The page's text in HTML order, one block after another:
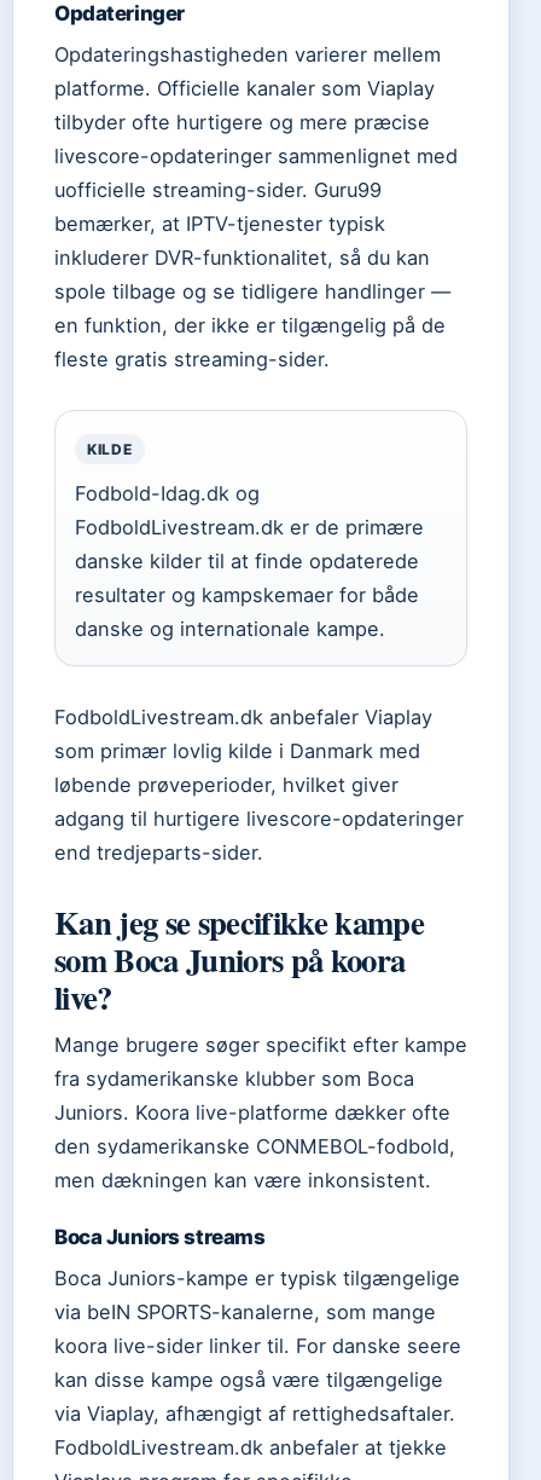
Opdateringer
Opdateringshastigheden varierer mellem
platforme. Officielle kanaler som Viaplay
tilbyder ofte hurtigere og mere præcise
livescore-opdateringer sammenlignet med
uofficielle streaming-sider. Guru99
bemærker, at IPTV-tjenester typisk
inkluderer DVR-funktionalitet, så du kan
spole tilbage og se tidligere handlinger —
en funktion, der ikke er tilgængelig på de
fleste gratis streaming-sider.
KILDE
Fodbold-Idag.dk og
FodboldLivestream.dk er de primære
danske kilder til at finde opdaterede
resultater og kampskemaer for både
danske og internationale kampe.
FodboldLivestream.dk anbefaler Viaplay
som primær lovlig kilde i Danmark med
løbende prøveperioder, hvilket giver
adgang til hurtigere livescore-opdateringer
end tredjeparts-sider.
Kan jeg se specifikke kampe
som Boca Juniors på koora
live?
Mange brugere søger specifikt efter kampe
fra sydamerikanske klubber som Boca
Juniors. Koora live-platforme dækker ofte
den sydamerikanske CONMEBOL-fodbold,
men dækningen kan være inkonsistent.
Boca Juniors streams
Boca Juniors-kampe er typisk tilgængelige
via beIN SPORTS-kanalerne, som mange
koora live-sider linker til. For danske seere
kan disse kampe også være tilgængelige
via Viaplay, afhængigt af rettighedsaftaler.
FodboldLivestream.dk anbefaler at tjekke